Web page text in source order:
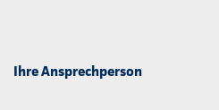
Ihre Ansprechperson